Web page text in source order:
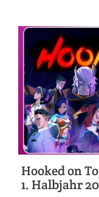
Hooked on
1. Halbjahr